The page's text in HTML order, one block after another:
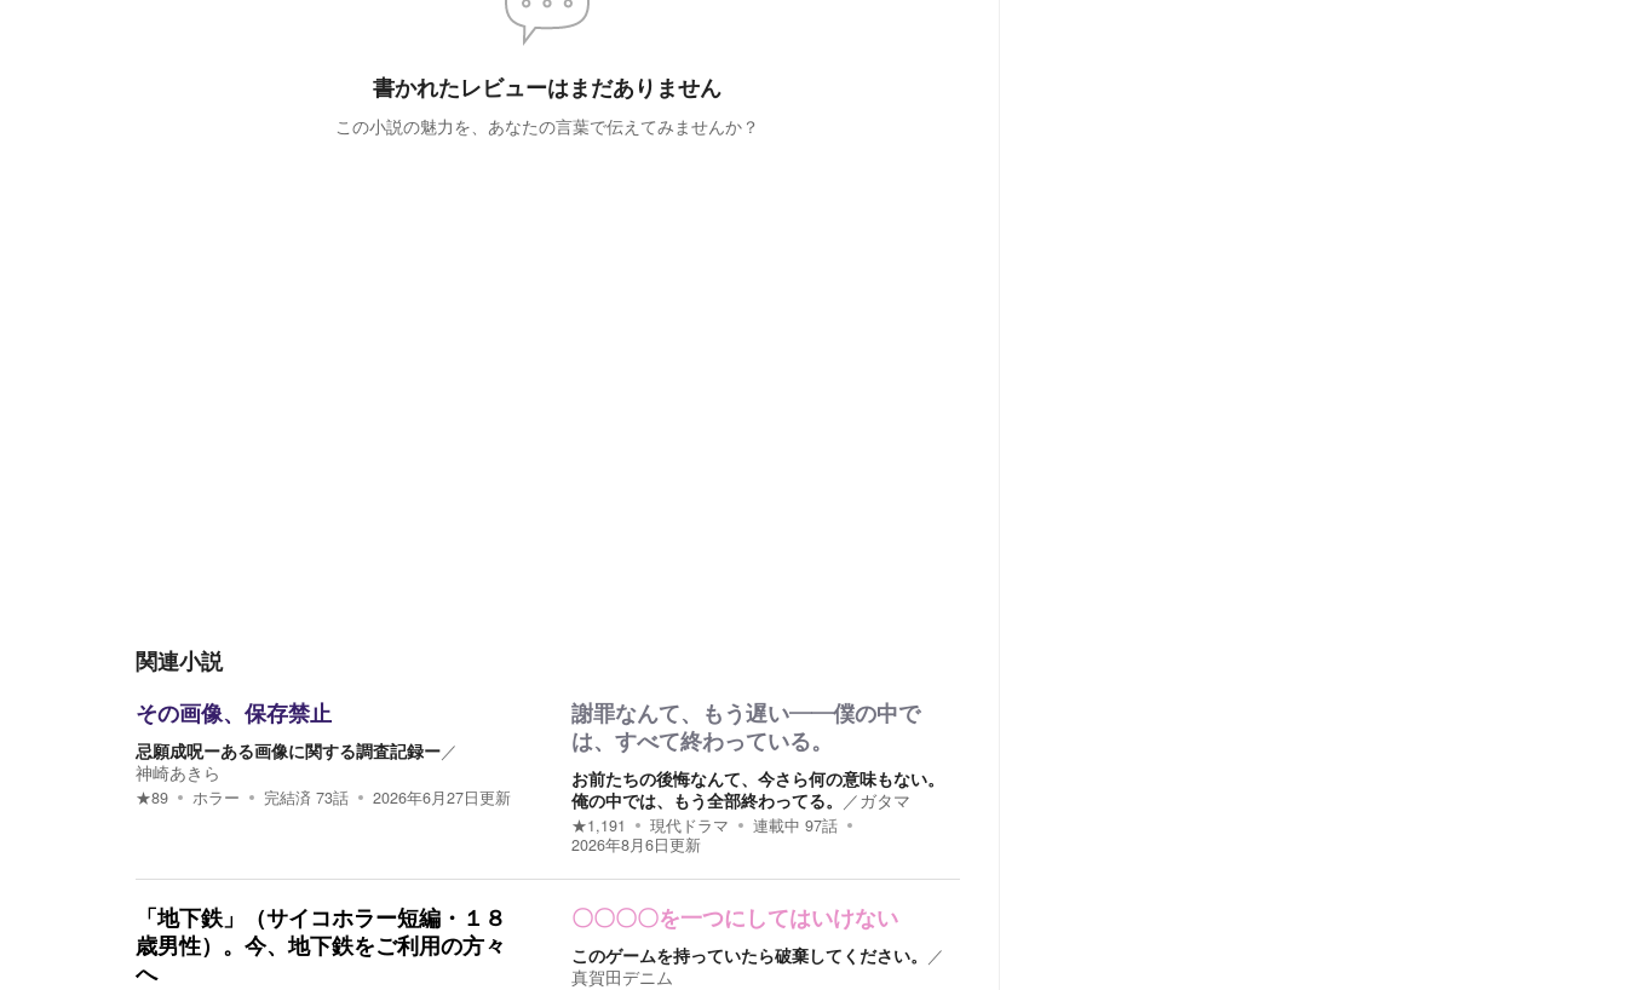
書かれたレビューはまだありません
この小説の魅力を、あなたの言葉で伝えてみませんか？
関連小説
その画像、保存禁止
忌願成呪ーある画像に関する調査記録ー／
神崎あきら
★89 ホラー 完結済 73話 2026年6月27日更新
謝罪なんて、もう遅い――僕の中で
は、すべて終わっている。
お前たちの後悔なんて、今さら何の意味もない。
俺の中では、もう全部終わってる。 ／ガタマ
★1,191 現代ドラマ 連載中 97話
2026年8月6日更新
「地下鉄」（サイコホラー短編・１８
歳男性）。今、地下鉄をご利用の方々
へ
〇〇〇〇を一つにしてはいけない
このゲームを持っていたら破棄してください。 ／
真賀田デニム